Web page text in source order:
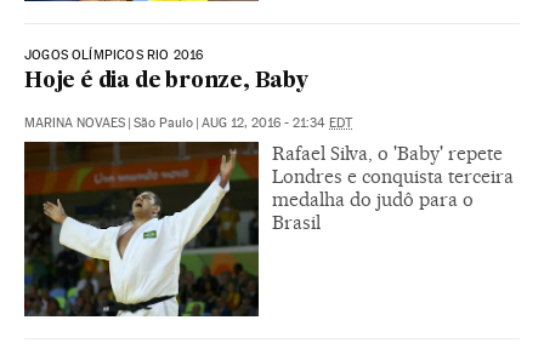
JOGOS OLÍMPICOS RIO 2016
Hoje é dia de bronze, Baby
MARINA NOVAES | São Paulo | AUG 12, 2016 - 21:34 EDT
Rafael Silva, o 'Baby' repete
Londres e conquista terceira
medalha do judô para o
Brasil